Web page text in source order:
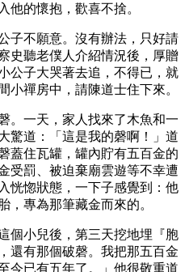
他的懷抱，歡喜不捨。
子不願意。沒有辦法，只好請
史聽老僕人介紹情況後，厚贈
公子大哭著去追，不得已，就
小禪房中，請陳道士住下來。
。一天，家人找來了木魚和一
驚道：「這是我的磬啊！」道
蓋住瓦罐，罐內貯有五百金的
受罰、被迫棄廟雲遊等不幸遭
恍惚狀態，一下子感覺到：他
，專為那筆藏金而來的。
個小兒後，第三天挖地埋『胞
還有那個破磬。我把那五百金
今已有五年了。」他很敬重道